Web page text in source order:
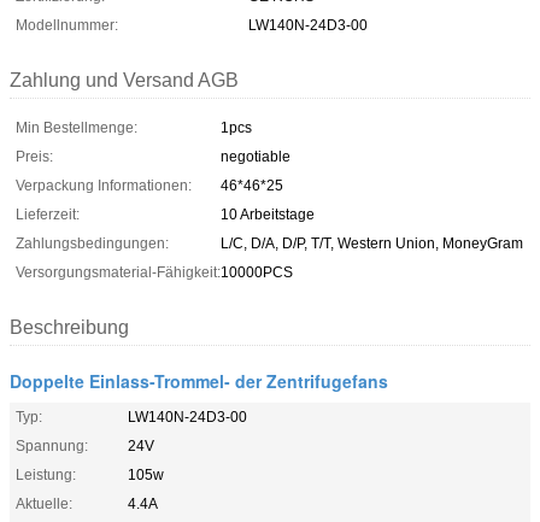
Modellnummer:
LW140N-24D3-00
Zahlung und Versand AGB
Min Bestellmenge:
1pcs
Preis:
negotiable
Verpackung Informationen:
46*46*25
Lieferzeit:
10 Arbeitstage
Zahlungsbedingungen:
L/C, D/A, D/P, T/T, Western Union, MoneyGram
Versorgungsmaterial-Fähigkeit:10000PCS
Beschreibung
Doppelte Einlass-Trommel- der Zentrifugefans
Typ:
LW140N-24D3-00
Spannung:
24V
Leistung:
105w
Aktuelle:
4.4A